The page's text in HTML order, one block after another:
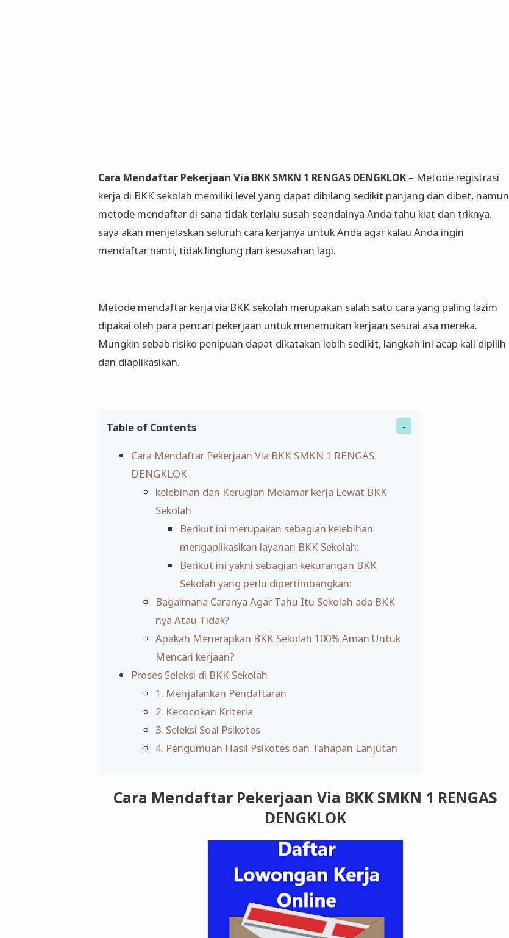
Cara Mendaftar Pekerjaan Via BKK SMKN 1 RENGAS DENGKLOK– Metode registrasi
kerja di BKK sekolah memiliki level yang dapat dibilang sedikit panjang dan dibet, namun
metode mendaftar di sana tidak terlalu susah seandainya Anda tahu kiat dan triknya.
saya akan menjelaskan seluruh cara kerjanya untuk Anda agar kalau Anda ingin
mendaftar nanti, tidak linglung dan kesusahan lagi.
Metode mendaftar kerja via BKK sekolah merupakan salah satu cara yang paling lazim
dipakai oleh para pencari pekerjaan untuk menemukan kerjaan sesuai asa mereka.
Mungkin sebab risiko penipuan dapat dikatakan lebih sedikit, langkah ini acap kali dipilih
dan diaplikasikan.
Table of Contents
Cara Mendaftar Pekerjaan Via BKK SMKN 1 RENGAS
DENGKLOK
kelebihan dan Kerugian Melamar kerja Lewat BKK
Sekolah
Berikut ini merupakan sebagian kelebihan
mengaplikasikan layanan BKK Sekolah:
Berikut ini yakni sebagian kekurangan BKK
Sekolah yang perlu dipertimbangkan:
Bagaimana Caranya Agar Tahu Itu Sekolah ada BKK
nya Atau Tidak?
Apakah Menerapkan BKK Sekolah 100% Aman Untuk
Mencari kerjaan?
Proses Seleksi di BKK Sekolah
1. Menjalankan Pendaftaran
2. Kecocokan Kriteria
3. Seleksi Soal Psikotes
4. Pengumuan Hasil Psikotes dan Tahapan Lanjutan
Cara Mendaftar Pekerjaan Via BKK SMKN 1 RENGAS
DENGKLOK